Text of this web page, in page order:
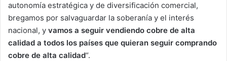
autonomía estratégica y de diversificación comercial,
bregamos por salvaguardar la soberanía y el interés
nacional, y vamos a seguir vendiendo cobre de alta
calidad a todos los países que quieran seguir comprando
cobre de alta calidad“.